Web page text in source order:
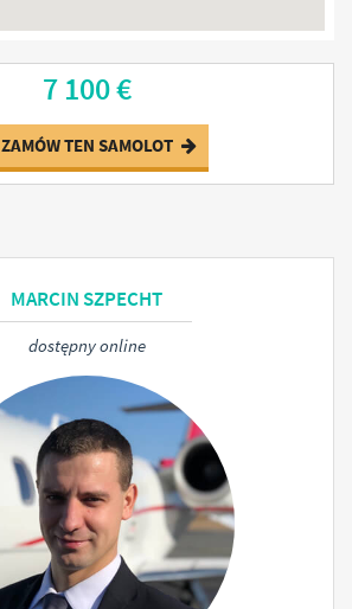
7 100 €
ZAMÓW TEN SAMOLOT
MARCIN SZPECHT
dostępny online